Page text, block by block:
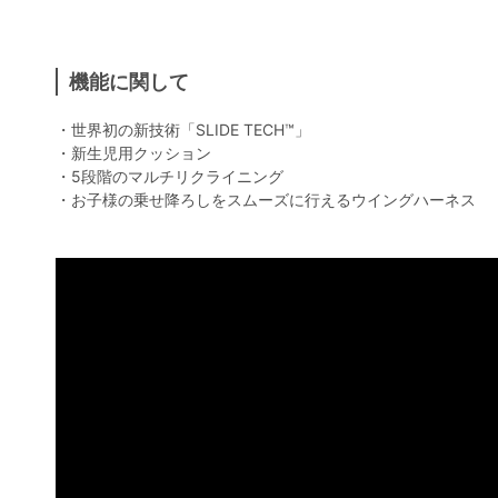
機能に関して
・世界初の新技術「SLIDE TECH™︎」
・新生児用クッション
・5段階のマルチリクライニング
・お子様の乗せ降ろしをスムーズに行えるウイングハーネス